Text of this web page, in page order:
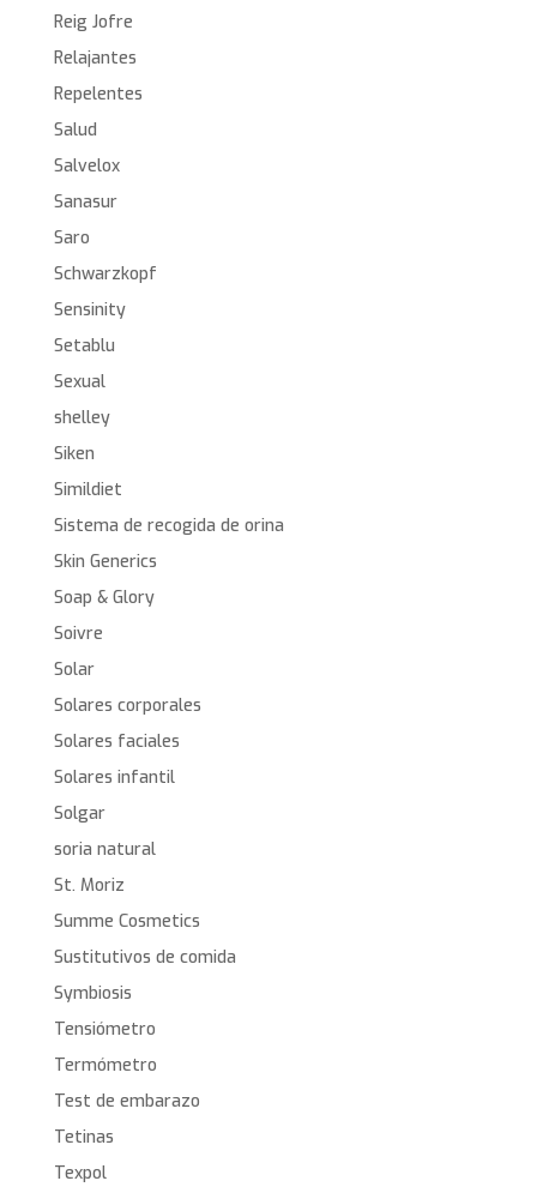
Reig Jofre
Relajantes
Repelentes
Salud
Salvelox
Sanasur
Saro
Schwarzkopf
Sensinity
Setablu
Sexual
shelley
Siken
Simildiet
Sistema de recogida de orina
Skin Generics
Soap & Glory
Soivre
Solar
Solares corporales
Solares faciales
Solares infantil
Solgar
soria natural
St. Moriz
Summe Cosmetics
Sustitutivos de comida
Symbiosis
Tensiómetro
Termómetro
Test de embarazo
Tetinas
Texpol